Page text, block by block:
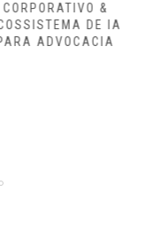
CORPORATIVO &
DE IA
ADVOCACIA